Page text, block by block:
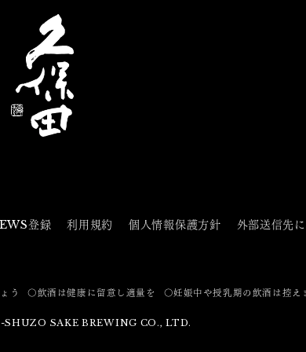
登録 利用規約 個人情報保護方針 外部送信先
う 〇飲酒は健康に留意し適量を 〇妊娠中や授乳期の飲酒は控え
SAKE BREWING CO., LTD.